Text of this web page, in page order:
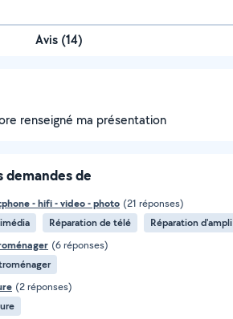
Avis (14)
renseigné ma présentation
demandes de
- hifi - video - photo (21 réponses)
Réparation de télé Réparation d'ampli
(6 réponses)
(2 réponses)